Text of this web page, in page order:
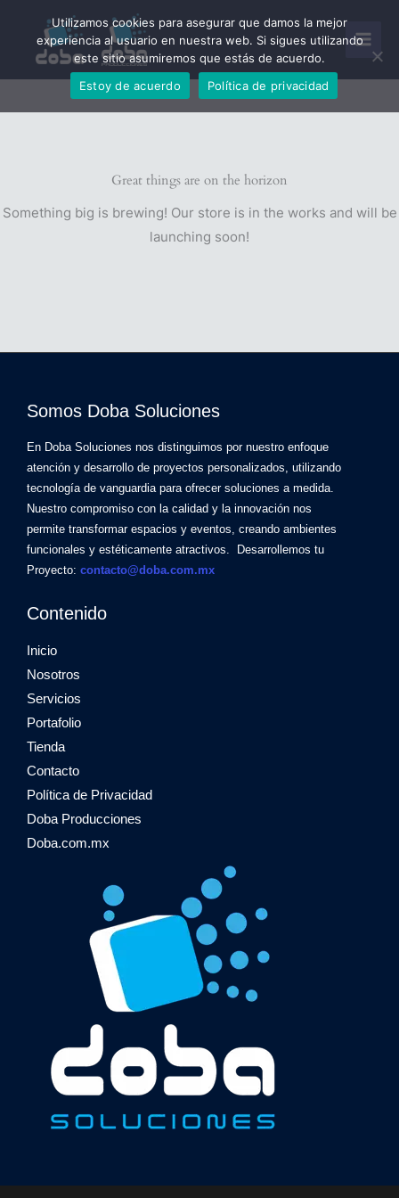
contenido
Great things are on the horizon
Something big is brewing! Our store is in the works and will be
launching soon!
Somos Doba Soluciones
En Doba Soluciones nos distinguimos por nuestro enfoque
atención y desarrollo de proyectos personalizados, utilizando
tecnología de vanguardia para ofrecer soluciones a medida.
Nuestro compromiso con la calidad y la innovación nos
permite transformar espacios y eventos, creando ambientes
funcionales y estéticamente atractivos. Desarrollemos tu
Proyecto: contacto@doba.com.mx
Contenido
Inicio
Nosotros
Servicios
Portafolio
Tienda
Contacto
Política de Privacidad
Doba Producciones
Doba.com.mx
Utilizamos cookies para asegurar que damos la mejor
experiencia al usuario en nuestra web. Si sigues utilizando
este sitio asumiremos que estás de acuerdo.
Estoy de acuerdo
Política de privacidad